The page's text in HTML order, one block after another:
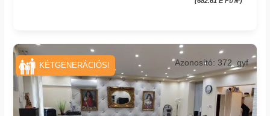
Azonosító: 372_gyf
KÉTGENERÁCIÓS!